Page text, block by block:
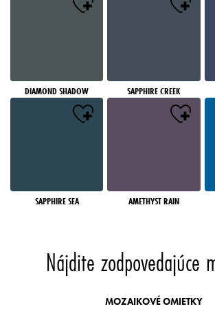
DIAMOND SHADOW SAPPHIRE CREEK
SAPPHIRE SEA AMETHYST RAIN
Nájdite zodpovedajúce
MOZAIKOVÉ OMIETKY